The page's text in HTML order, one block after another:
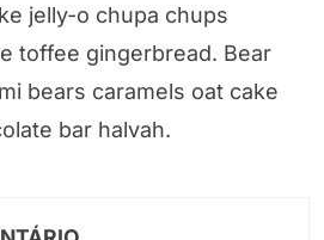
jelly-o chupa chups
toffee gingerbread. Bear
bears caramels oat cake
bar halvah.